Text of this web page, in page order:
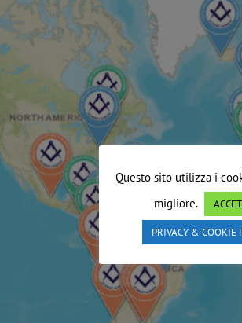
Questo sito utilizza i
migliore.
PRIVACY & COOKIE